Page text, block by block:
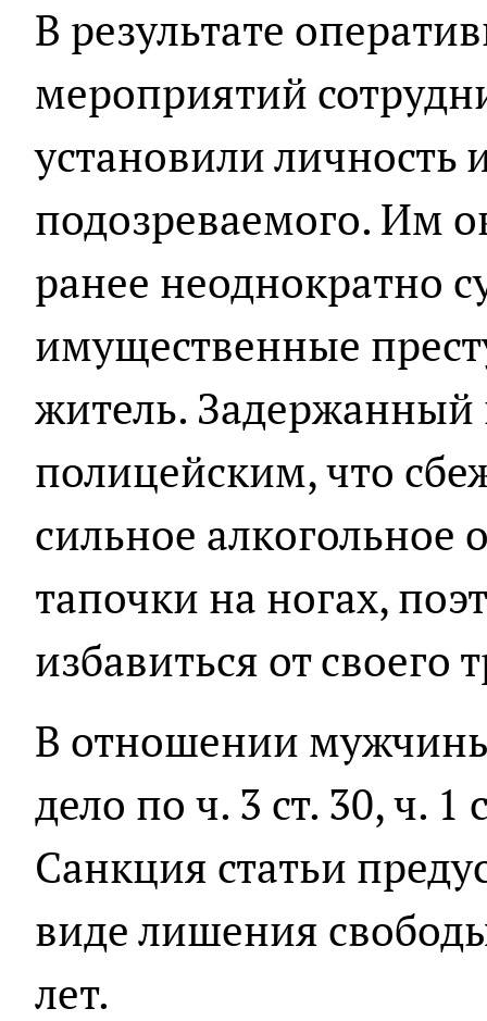
В результате
мероприятий
установили личность
подозреваемого. Им
ранее неоднократно
имущественные
житель. Задержанный
полицейским, что
сильное
тапочки на ногах,
избавиться от своего
В отношении
дело по ч. 3 ст. 30, ч.
Санкция статьи
виде лишения
лет.